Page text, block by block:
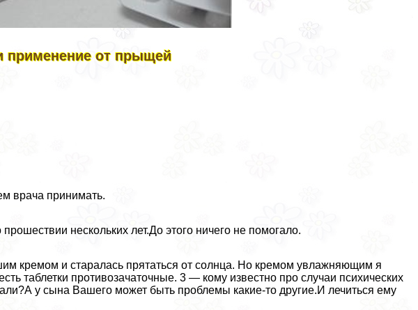
применение от прыщей
врача принимать.
нескольких лет.До этого ничего не помогало.
кремом и старалась прятаться от солнца. Но кремом увлажняющим я
таблетки пpoтивoзaчaточные. 3 — кому известно про случаи психических
у сына Вашего может быть проблемы какие-то другие.И лечиться ему